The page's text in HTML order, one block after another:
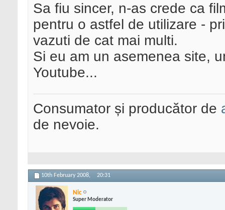
Sa fiu sincer, n-as crede ca
pentru o astfel de utilizare -
vazuti de cat mai multi.
Si eu am un asemenea site,
Youtube...
Consumator și producător de
de nevoie.
10th February 2008, 20:31
Nic
Super Moderator